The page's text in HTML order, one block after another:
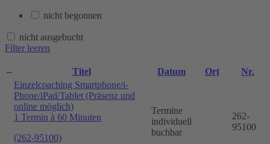
nicht begonnen
nicht ausgebucht
Filter leeren
– Titel Datum Ort
Nr.
Einzelcoaching Smartphone/i-
Phone/iPad/Tablet (Präsenz und
online möglich)
1 Termin à 60 Minuten
(262-95100)
Termine
individuell
buchbar
262-
95100